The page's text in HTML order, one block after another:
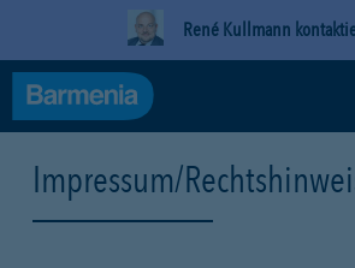
René Kullmann
Impressum/